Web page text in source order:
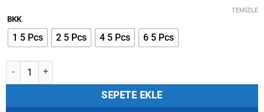
₺259,79.
BKK
1 5 Pcs 2 5 Pcs 4 5 Pcs 6 5 Pcs
TEMIZLE
BKK Native-12BL SS Olta İğnesi adet
SEPETE EKLE